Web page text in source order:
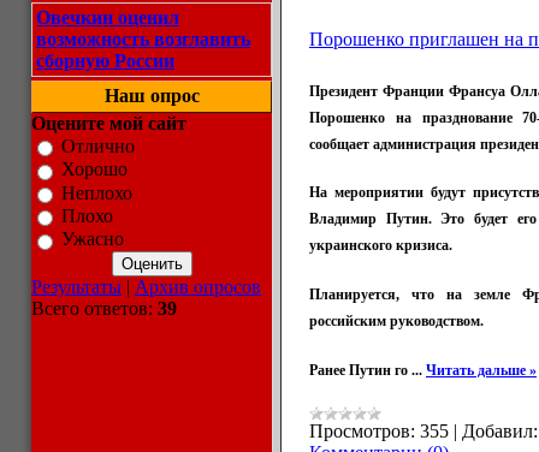
Овечкин оценил
возможность возглавить
сборную России
Наш опрос
Оцените мой сайт
Отлично
Хорошо
Неплохо
Плохо
Ужасно
Результаты | Архив опросов
Всего ответов: 39
Порошенко приглашен на
Президент Франции Франсуа
Порошенко на празднование
сообщает администрация
На мероприятии будут
Владимир Путин. Это будет
украинского кризиса.
Планируется, что на земле
российским руководством.
Ранее Путин го ... Читать дальше »
Просмотров: 355 | Добавил: